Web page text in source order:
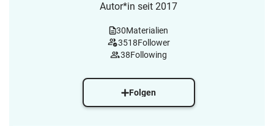
Autor*in seit 2017
30Materialien
3518Follower
38Following
Folgen